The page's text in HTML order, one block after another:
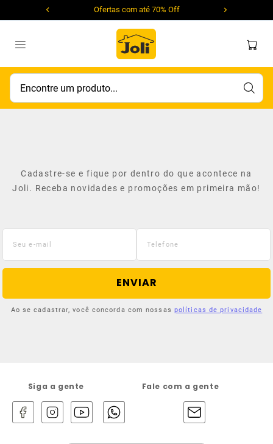
Ofertas com até 70% Off
Encontre um produto...
Cadastre-se e fique por dentro do que acontece na
Joli. Receba novidades e promoções em primeira mão!
ENVIAR
Ao se cadastrar, você concorda com nossas políticas de privacidade
Siga a gente Fale com a gente